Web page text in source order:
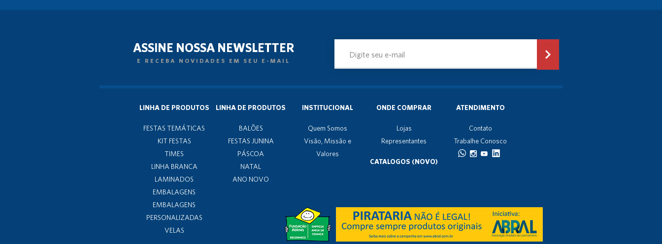
ASSINE NOSSA NEWSLETTER
E RECEBA NOVIDADES EM SEU E-MAIL
LINHA DE PRODUTOS
FESTAS TEMÁTICAS
KIT FESTAS
TIMES
LINHA BRANCA
LAMINADOS
EMBALAGENS
EMBALAGENS
PERSONALIZADAS
VELAS
LINHA DE PRODUTOS
BALÕES
FESTAS JUNINA
PÁSCOA
NATAL
ANO NOVO
INSTITUCIONAL
Quem Somos
Visão, Missão e
Valores
ONDE COMPRAR
Lojas
Representantes
ATENDIMENTO
Contato
Trabalhe Conosco
CATALOGOS (NOVO)